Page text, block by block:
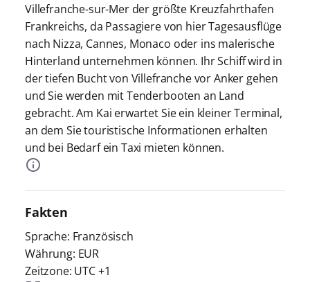
Villefranche-sur-Mer der größte Kreuzfahrthafen
Frankreichs, da Passagiere von hier Tagesausflüge
nach Nizza, Cannes, Monaco oder ins malerische
Hinterland unternehmen können. Ihr Schiff wird in
der tiefen Bucht von Villefranche vor Anker gehen
und Sie werden mit Tenderbooten an Land
gebracht. Am Kai erwartet Sie ein kleiner Terminal,
an dem Sie touristische Informationen erhalten
und bei Bedarf ein Taxi mieten können.
Fakten
Sprache: Französisch
Währung: EUR
Zeitzone: UTC +1